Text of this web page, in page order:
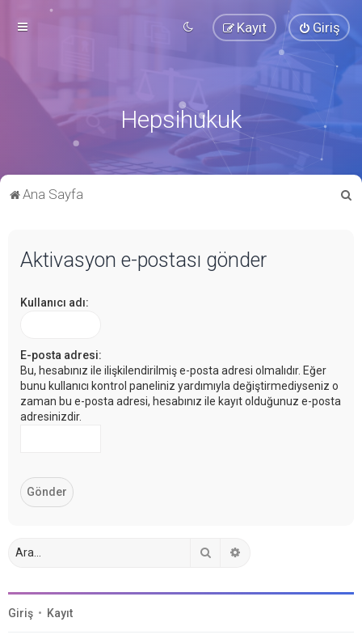
Giriş
Kayıt
Hepsihukuk
Ana Sayfa
Aktivasyon e-postası gönder
Kullanıcı adı:
E-posta adresi:
Bu, hesabınız ile ilişkilendirilmiş e-posta adresi olmalıdır. Eğer
bunu kullanıcı kontrol paneliniz yardımıyla değiştirmediyseniz o
zaman bu e-posta adresi, hesabınız ile kayıt olduğunuz e-posta
adresinizdir.
Giriş • Kayıt